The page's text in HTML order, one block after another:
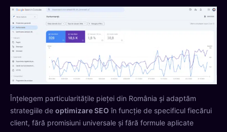
Înțelegem particularitățile pieței din România și adaptăm
strategiile de optimizare SEO în funcție de specificul fiecărui
client, fără promisiuni universale și fără formule aplicate